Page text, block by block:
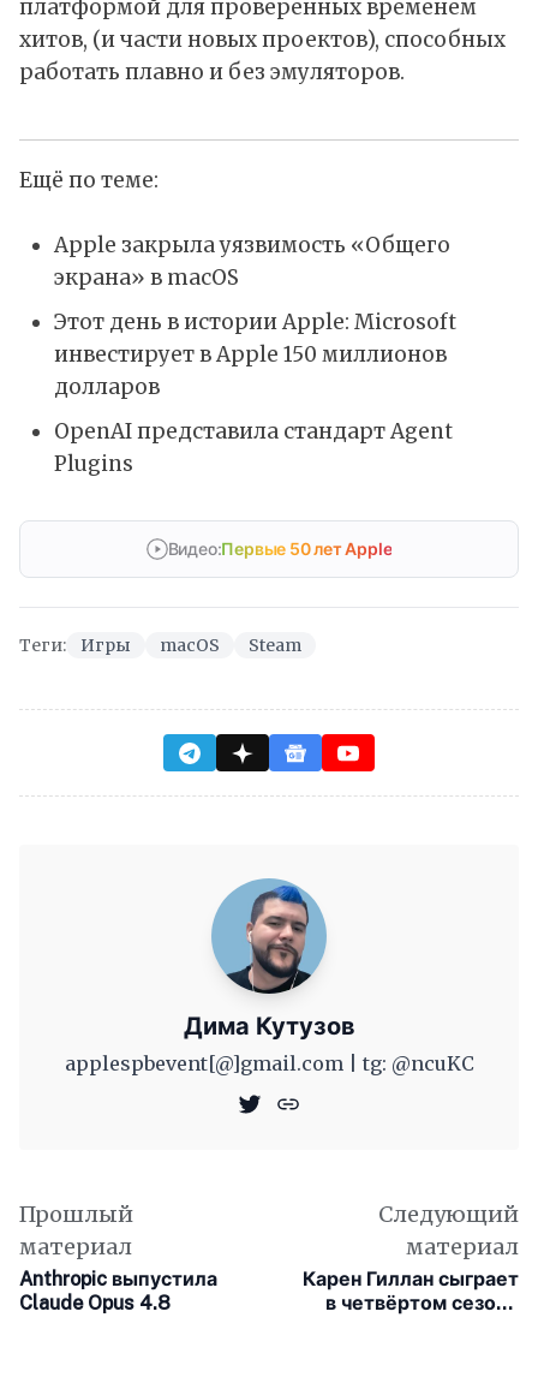
платформой для проверенных временем
хитов, (и части новых проектов), способных
работать плавно и без эмуляторов.
Ещё по теме:
Apple закрыла уязвимость «Общего
экрана» в macOS
Этот день в истории Apple: Microsoft
инвестирует в Apple 150 миллионов
долларов
OpenAI представила стандарт Agent
Plugins
Видео:Первые 50 лет Apple
Теги: Игры macOS Steam
Дима Кутузов
applespbevent[@]gmail.com | tg: @ncuKC
Прошлый
материал
Anthropic выпустила
Claude Opus 4.8
Следующий
материал
Карен Гиллан сыграет
в четвёртом сезоне